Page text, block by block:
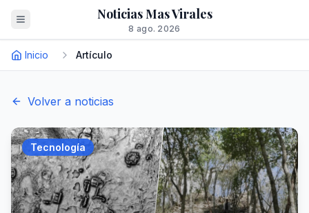
Noticias Mas Virales
8 ago. 2026
Inicio Artículo
Volver a noticias
Tecnología